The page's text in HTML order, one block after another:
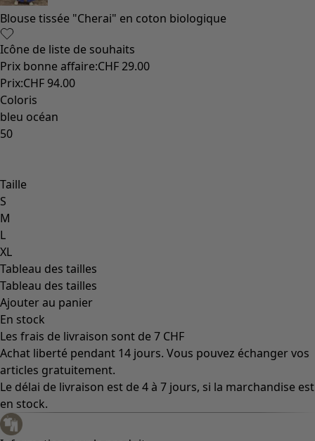
Collections
Dans l'univers du kimono
Monsoon
Étendues champêtres
Coimbatore
Les classiques de Gudrun
Des tournesols pour le HCR